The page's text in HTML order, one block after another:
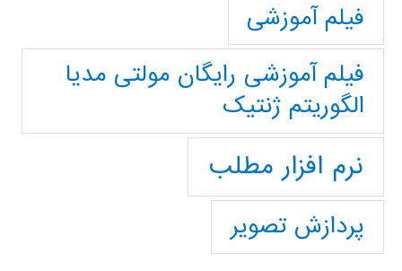
فیلم آموزشی
فیلم آموزشی رایگان مولتی مدیا
الگوریتم ژنتیک
نرم افزار مطلب
پردازش تصویر